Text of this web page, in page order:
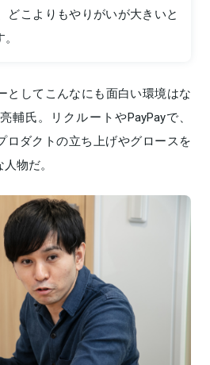
どこよりもやりがいが大きいと
としてこんなにも面白い環境はな
輔氏。リクルートやPayPayで、
ロダクトの立ち上げやグロースを
物だ。